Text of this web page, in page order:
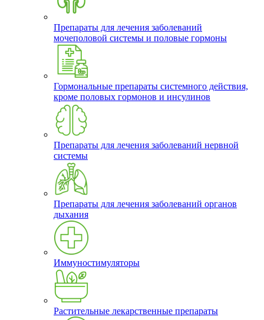
Препараты для лечения заболеваний
мочеполовой системы и половые гормоны
Гормональные препараты системного действия,
кроме половых гормонов и инсулинов
Препараты для лечения заболеваний нервной
системы
Препараты для лечения заболеваний органов
дыхания
Иммуностимуляторы
Растительные лекарственные препараты